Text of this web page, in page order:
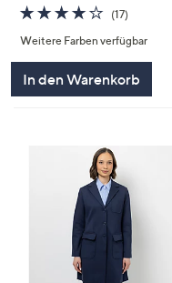
3.9
von
5
(17)
Weitere Farben verfügbar
In den Warenkorb